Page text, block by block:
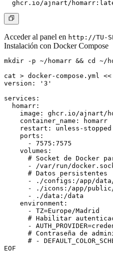
Acceder al panel en http://TU-
Instalación con Docker Compose
mkdir -p ~/homarr && cd ~/
cat > docker-compose.yml
version: '3'
services:
  homarr:
image: ghcr.io/ajnart/
    container_name: homarr
    restart: unless-stopped
    ports:
      - 7575:7575
    volumes:
# Socket de Docker
- /var/run/
      # Datos persistentes
- ./configs:/app/
- ./icons:/app/
      - ./data:/data
    environment:
      - TZ=Europe/Madrid
# Habilitar
-
# Contraseña de
# -
EOF